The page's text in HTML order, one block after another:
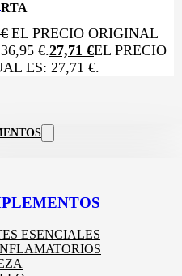
€ EL PRECIO ORIGINAL
€.27,71 €EL PRECIO
ES: 27,71 €.
ESENCIALES